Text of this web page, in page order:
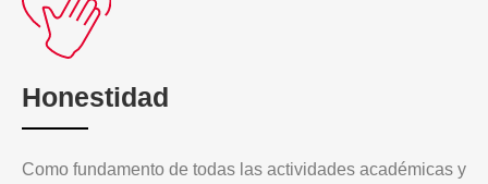
Honestidad
Como fundamento de todas las actividades académicas y